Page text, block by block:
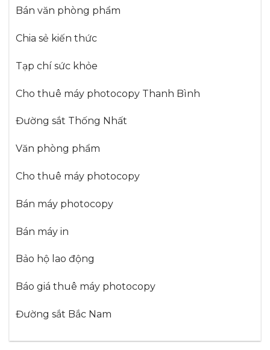
Bán văn phòng phẩm
Chia sẻ kiến thức
Tạp chí sức khỏe
Cho thuê máy photocopy Thanh Bình
Đường sắt Thống Nhất
Văn phòng phẩm
Cho thuê máy photocopy
Bán máy photocopy
Bán máy in
Bảo hộ lao động
Báo giá thuê máy photocopy
Đường sắt Bắc Nam